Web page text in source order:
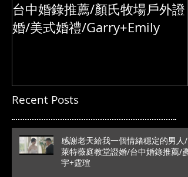
台中婚錄推薦/顏氏牧場戶外證
婚/美式婚禮/Garry+Emily
Recent Posts
感謝老天給我一個情緒穩定的男人/
萊特薇庭教堂證婚/台中婚錄推薦/彥
宇+霆瑄